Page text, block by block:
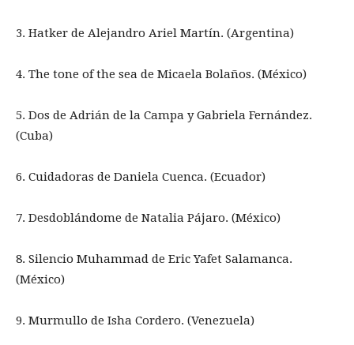
3. Hatker de Alejandro Ariel Martín. (Argentina)
4. The tone of the sea de Micaela Bolaños. (México)
5. Dos de Adrián de la Campa y Gabriela Fernández.
(Cuba)
6. Cuidadoras de Daniela Cuenca. (Ecuador)
7. Desdoblándome de Natalia Pájaro. (México)
8. Silencio Muhammad de Eric Yafet Salamanca.
(México)
9. Murmullo de Isha Cordero. (Venezuela)